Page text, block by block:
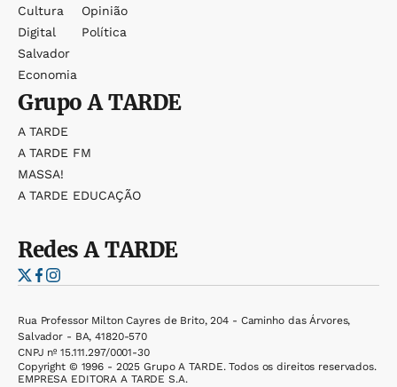
Cultura
Digital
Salvador
Economia
Opinião
Política
GrupoA TARDE
A TARDE
A TARDE FM
MASSA!
A TARDE EDUCAÇÃO
RedesA TARDE
Rua Professor Milton Cayres de Brito, 204 - Caminho das Árvores,
Salvador - BA, 41820-570
CNPJ nº 15.111.297/0001-30
Copyright © 1996 - 2025 Grupo A TARDE. Todos os direitos reservados.
EMPRESA EDITORA A TARDE S.A.